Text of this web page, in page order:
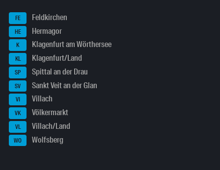
FE Feldkirchen
HE Hermagor
K Klagenfurt am Wörthersee
KL Klagenfurt/Land
SP Spittal an der Drau
SV Sankt Veit an der Glan
VI Villach
VK Völkermarkt
VL Villach/Land
WO Wolfsberg